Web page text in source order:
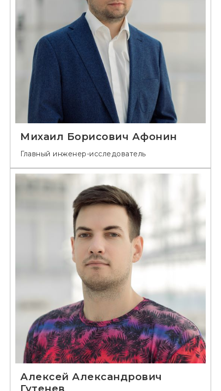
Михаил Борисович Афонин
Главный инженер-исследователь
Алексей Александрович
Гутенев